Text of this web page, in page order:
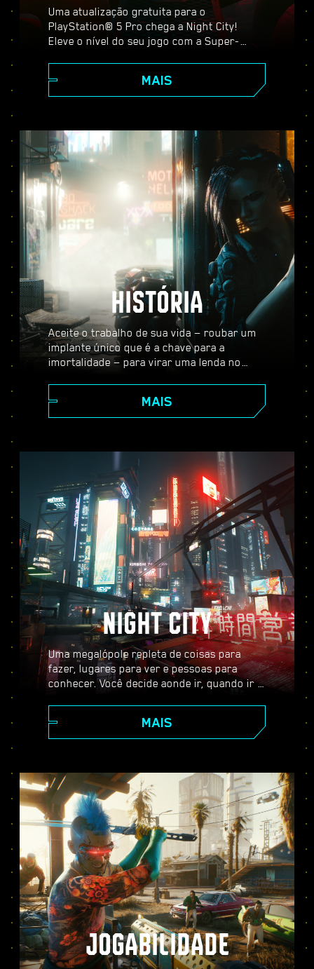
Uma atualização gratuita para o
PlayStation® 5 Pro chega a Night City!
Eleve o nível do seu jogo com a Super-
taxa de quadros mais alta e muito mais.
Escolha entre três modos gráficos:
Raio Pro, e desfrute de visuais
aprimorados, ação mais fluida e tudo o que
Cyberpunk 2077 no PS5® Pro tem a
oferecer.
MAIS
HISTÓRIA
Aceite o trabalho de sua vida — roubar um
implante único que é a chave para a
imortalidade — para virar uma lenda no
pessoas ao seu redor. Aceite uma variedade
de serviços para ir de mercenário
desvenda os mistérios do inestimável
implante tão cobiçado por todos.
MAIS
NIGHT CITY
Uma megalópole repleta de coisas para
fazer, lugares para ver e pessoas para
conhecer. Você decide aonde ir, quando ir e
territórios das Terras Baldias, Night City
está repleta de segredos por descobrir.
MAIS
JOGABILIDADE